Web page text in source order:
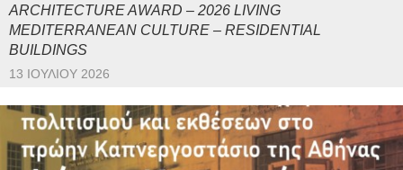
ARCHITECTURE AWARD – 2026 LIVING
MEDITERRANEAN CULTURE – RESIDENTIAL
BUILDINGS
13 ΙΟΥΛΊΟΥ 2026